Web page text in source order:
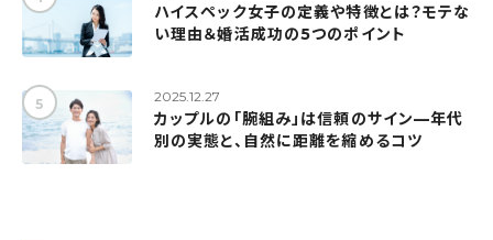
ハイスペック女子の定義や特徴とは？モテな
い理由＆婚活成功の5つのポイント
2025.12.27
カップルの「腕組み」は信頼のサイン—年代
別の実態と、自然に距離を縮めるコツ